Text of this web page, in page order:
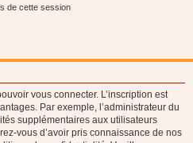
de cette session
vous connecter. L’inscription est
Par exemple, l’administrateur du
supplémentaires aux utilisateurs
vous d’avoir pris connaissance de nos